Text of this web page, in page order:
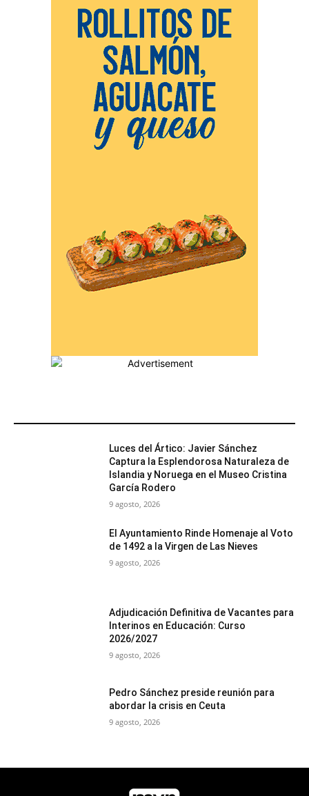
Luces del Ártico: Javier Sánchez
Captura la Esplendorosa Naturaleza de
Islandia y Noruega en el Museo Cristina
García Rodero
9 agosto, 2026
El Ayuntamiento Rinde Homenaje al Voto
de 1492 a la Virgen de Las Nieves
9 agosto, 2026
Adjudicación Definitiva de Vacantes para
Interinos en Educación: Curso
2026/2027
9 agosto, 2026
Pedro Sánchez preside reunión para
abordar la crisis en Ceuta
9 agosto, 2026